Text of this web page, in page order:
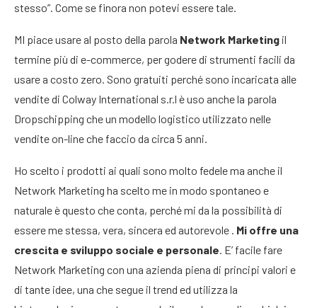
stesso”. Come se finora non potevi essere tale.
MI piace usare al posto della parola Network Marketing il
termine più di e-commerce, per godere di strumenti facili da
usare a costo zero. Sono gratuiti perché sono incaricata alle
vendite di Colway International s.r.l è uso anche la parola
Dropschipping che un modello logistico utilizzato nelle
vendite on-line che faccio da circa 5 anni.
Ho scelto i prodotti ai quali sono molto fedele ma anche il
Network Marketing ha scelto me in modo spontaneo e
naturale è questo che conta, perché mi da la possibilità di
essere me stessa, vera, sincera ed autorevole . Mi offre una
crescita e sviluppo sociale e personale. E’ facile fare
Network Marketing con una azienda piena di principi valori e
di tante idee, una che segue il trend ed utilizza la